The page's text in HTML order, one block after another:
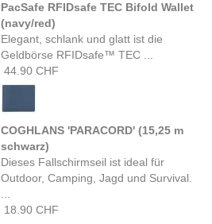
PacSafe RFIDsafe TEC Bifold Wallet
(navy/red)
Elegant, schlank und glatt ist die
Geldbörse RFIDsafe™ TEC ...
44.90 CHF
COGHLANS 'PARACORD' (15,25 m
schwarz)
Dieses Fallschirmseil ist ideal für
Outdoor, Camping, Jagd und Survival.
18.90 CHF